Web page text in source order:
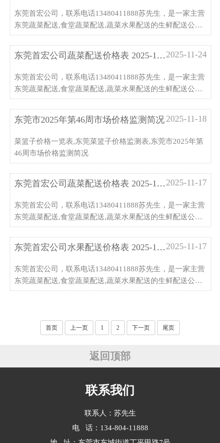
东莞首宏公司，联系电话13480411888苏先生，是一家主营
东莞蔬菜配送,食堂蔬菜配送,蔬菜水果配送的生鲜配送公司,
蔬菜/肉类/粮油/冻品/调味品/水果一站式采购,欢迎来厂考察
2025-11-24
东莞首宏公司蔬菜配送价格表 2025-11-...
东莞首宏公司，联系电话13480411888苏先生，是一家主营
东莞蔬菜配送,食堂蔬菜配送,蔬菜水果配送的生鲜配送公司,
蔬菜/肉类/粮油/冻品/调味品/水果一站式采购,欢迎来厂考察
2025-11-18
东莞市2025年第46周市场价格监测简况
菜篮子价格一览表,东莞菜篮子价格监测表,东莞市2025年第
46周市场价格监测简况
2025-11-17
东莞首宏公司蔬菜配送价格表 2025-11-...
东莞首宏公司，联系电话13480411888苏先生，是一家主营
东莞蔬菜配送,食堂蔬菜配送,蔬菜水果配送的生鲜配送公司,
蔬菜/肉类/粮油/冻品/调味品/水果一站式采购,欢迎来厂考察
2025-11-17
东莞首宏公司水果配送价格表 2025-11-...
东莞首宏公司，联系电话13480411888苏先生，是一家主营
东莞蔬菜配送,食堂蔬菜配送,蔬菜水果配送的生鲜配送公司,
蔬菜/肉类/粮油/冻品/调味品/水果一站式采购,欢迎来厂考察
首页 上一页 1 2 下一页 尾页
返回顶部
联系我们
联系人：苏先生
电 话：134-804-11888